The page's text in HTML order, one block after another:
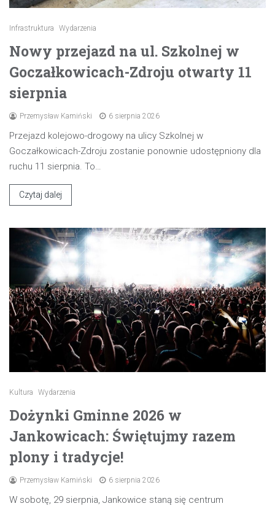
Infrastruktura Wydarzenia
Nowy przejazd na ul. Szkolnej w
Goczałkowicach-Zdroju otwarty 11
sierpnia
Przemysław Kamiński 6 sierpnia 2026
Przejazd kolejowo-drogowy na ulicy Szkolnej w
Goczałkowicach-Zdroju zostanie ponownie udostępniony dla
ruchu 11 sierpnia. To…
Czytaj dalej
Kultura Wydarzenia
Dożynki Gminne 2026 w
Jankowicach: Świętujmy razem
plony i tradycje!
Przemysław Kamiński 6 sierpnia 2026
W sobotę, 29 sierpnia, Jankowice staną się centrum